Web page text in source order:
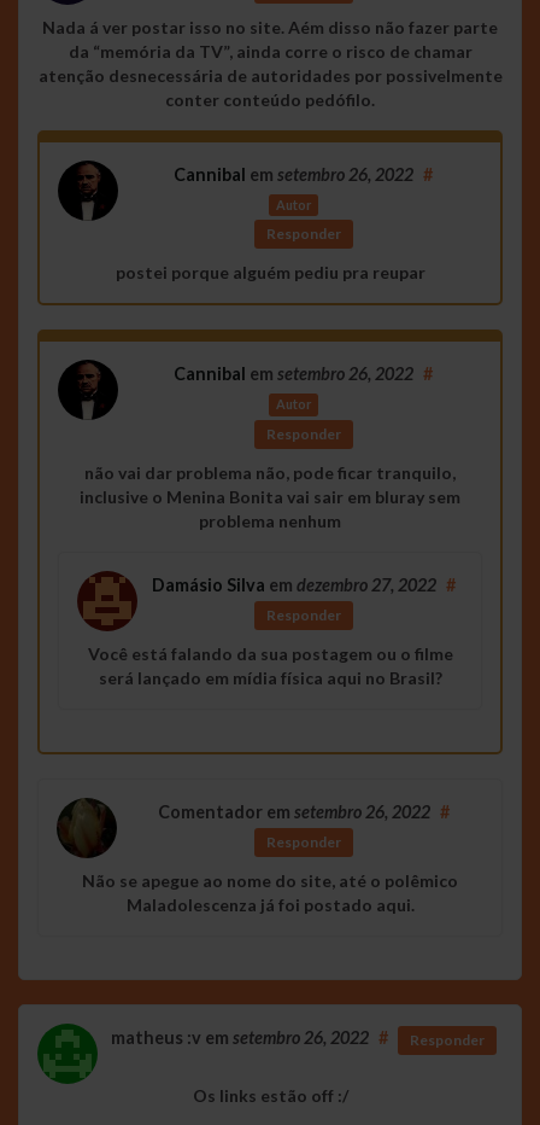
Nada á ver postar isso no site. Aém disso não fazer parte
da “memória da TV”, ainda corre o risco de chamar
atenção desnecessária de autoridades por possivelmente
conter conteúdo pedófilo.
Cannibal em setembro 26, 2022
Autor
#
Responder
postei porque alguém pediu pra reupar
Cannibal em setembro 26, 2022
Autor
#
Responder
não vai dar problema não, pode ficar tranquilo,
inclusive o Menina Bonita vai sair em bluray sem
problema nenhum
Damásio Silva em dezembro 27, 2022 #
Responder
Você está falando da sua postagem ou o filme
será lançado em mídia física aqui no Brasil?
Comentadorem setembro 26, 2022 #
Responder
Não se apegue ao nome do site, até o polêmico
Maladolescenza já foi postado aqui.
matheus :v em setembro 26, 2022 # Responder
Os links estão off :/